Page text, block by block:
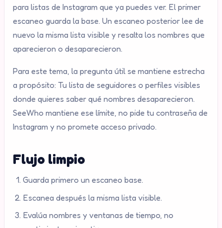
para listas de Instagram que ya puedes ver. El primer
escaneo guarda la base. Un escaneo posterior lee de
nuevo la misma lista visible y resalta los nombres que
aparecieron o desaparecieron.
Para este tema, la pregunta útil se mantiene estrecha
a propósito: Tu lista de seguidores o perfiles visibles
donde quieres saber qué nombres desaparecieron.
SeeWho mantiene ese límite, no pide tu contraseña de
Instagram y no promete acceso privado.
Flujo limpio
Guarda primero un escaneo base.
Escanea después la misma lista visible.
Evalúa nombres y ventanas de tiempo, no